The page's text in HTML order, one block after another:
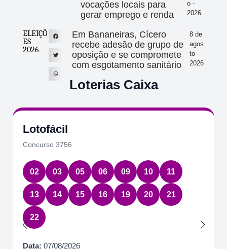
vocações locais para
gerar emprego e renda
o -
2026
ELEIÇÕ
ES
2026
Em Bananeiras, Cícero
recebe adesão de grupo de
oposição e se compromete
com esgotamento sanitário
8 de
agos
to -
2026
Loterias Caixa
Lotofácil
Concurso 3756
02 03 05 06 09 10 11
13 14 15 16 19 20 21
22
Data: 07/08/2026